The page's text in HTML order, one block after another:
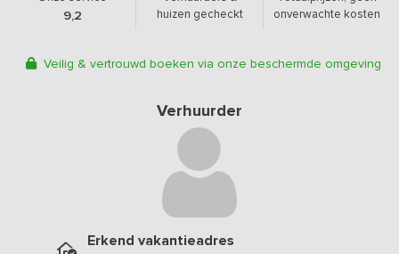
9,2
huizen gecheckt
onverwachte kosten
Veilig & vertrouwd boeken via onze beschermde omgeving
Verhuurder
Erkend vakantieadres